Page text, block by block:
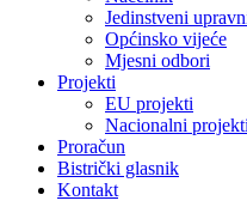
Jedinstveni
Općinsko vijeće
Mjesni odbori
Projekti
EU projekti
Nacionalni projekti
Proračun
Bistrički glasnik
Kontakt